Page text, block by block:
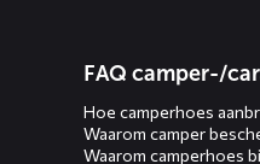
FAQ camper-/
Hoe camperhoes
Waarom camper
Waarom camperhoes